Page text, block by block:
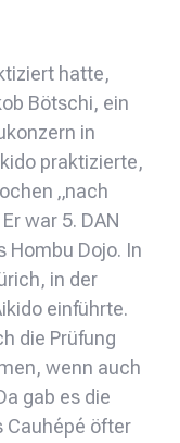
hatte,
Bötschi, ein
in
praktizierte,
„nach
war 5. DAN
Hombu Dojo. In
in der
einführte.
die Prüfung
wenn auch
gab es die
Cauhépé öfter